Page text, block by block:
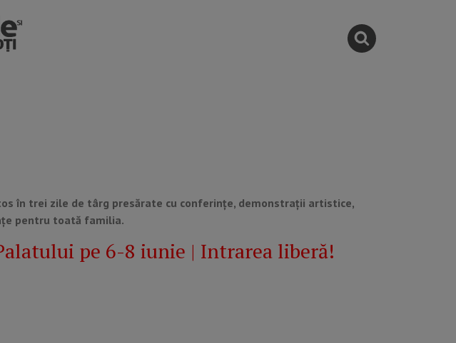
în trei zile de târg presărate cu conferințe, demonstrații artistice,
pentru toată familia.
pe 6-8 iunie | Intrarea liberă!